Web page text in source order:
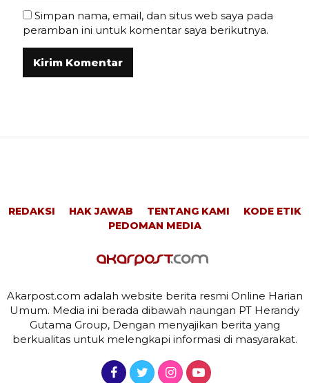
Simpan nama, email, dan situs web saya pada
peramban ini untuk komentar saya berikutnya.
REDAKSI HAK JAWAB TENTANG KAMI
KODE ETIK
PEDOMAN MEDIA
Akarpost.com adalah website berita resmi Online Harian
Umum. Media ini berada dibawah naungan PT Herandy
Gutama Group, Dengan menyajikan berita yang
berkualitas untuk melengkapi informasi di masyarakat.